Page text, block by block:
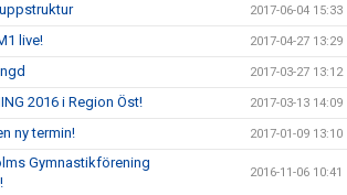
2017-06-04 15:33
live! 2017-04-27 13:29
2017-03-27 13:12
2016 i Region Öst! 2017-03-13 14:09
ny termin! 2017-01-09 13:10
Gymnastikförening
2016-11-06 10:41